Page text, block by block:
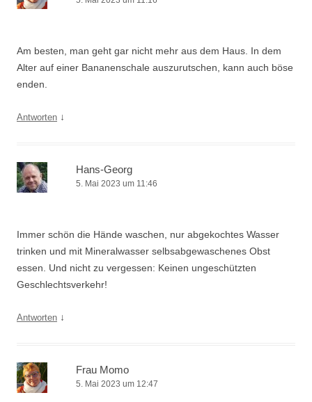
Am besten, man geht gar nicht mehr aus dem Haus. In dem
Alter auf einer Bananenschale auszurutschen, kann auch böse
enden.
Antworten ↓
Hans-Georg
5. Mai 2023 um 11:46
Immer schön die Hände waschen, nur abgekochtes Wasser
trinken und mit Mineralwasser selbsabgewaschenes Obst
essen. Und nicht zu vergessen: Keinen ungeschützten
Geschlechtsverkehr!
Antworten ↓
Frau Momo
5. Mai 2023 um 12:47